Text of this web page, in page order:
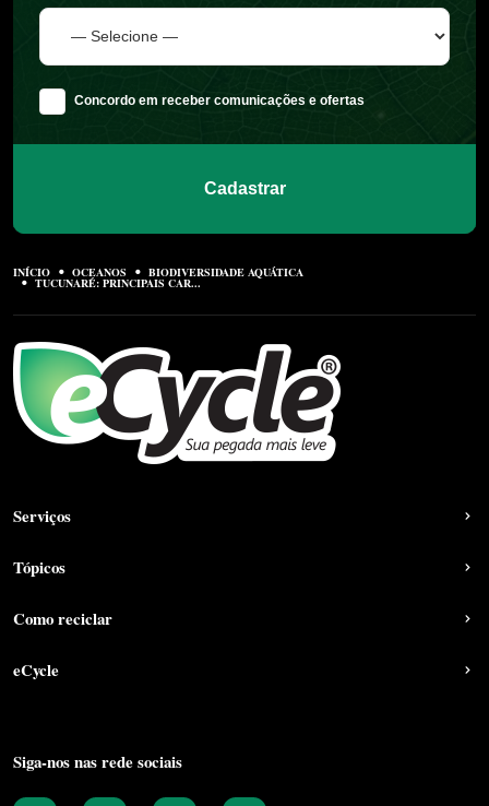
Concordo em receber comunicações e ofertas
Cadastrar
INÍCIO OCEANOS BIODIVERSIDADE AQUÁTICA
TUCUNARÉ: PRINCIPAIS CAR...
Serviços
Tópicos
Como reciclar
eCycle
Siga-nos nas rede sociais